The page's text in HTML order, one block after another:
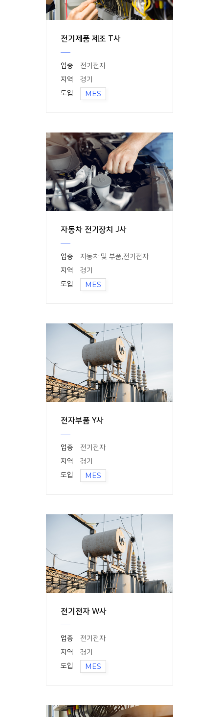
전기제품 제조 T사
업종
전기전자
지역
경기
도입
MES
자동차 전기장치 J사
업종 자동차 및 부품,전기전자
지역
경기
도입
MES
전자부품 Y사
업종
전기전자
지역
경기
도입
MES
전기전자 W사
업종
전기전자
지역
경기
도입
MES